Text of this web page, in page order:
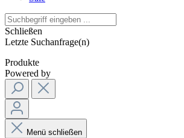
Schließen
Letzte Suchanfrage(n)
Produkte
Powered by
Menü schließen